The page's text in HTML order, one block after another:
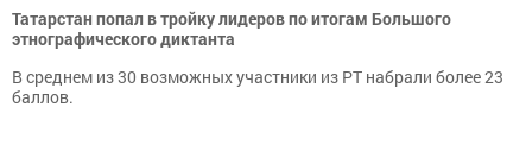
Татарстан попал в тройку лидеров по итогам Большого
этнографического диктанта
В среднем из 30 возможных участники из РТ набрали более 23
баллов.